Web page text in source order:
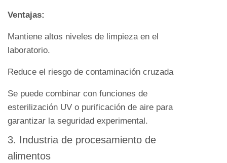
Ventajas:
Mantiene altos niveles de limpieza en el
laboratorio.
Reduce el riesgo de contaminación cruzada
Se puede combinar con funciones de
esterilización UV o purificación de aire para
garantizar la seguridad experimental.
3. Industria de procesamiento de
alimentos